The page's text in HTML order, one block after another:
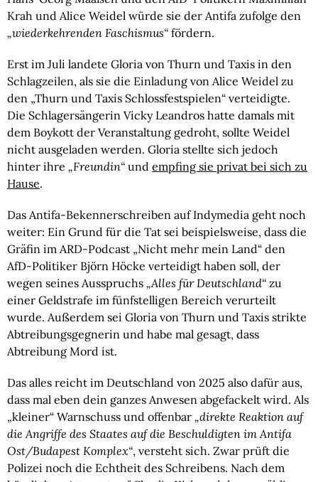
Krah und Alice Weidel würde sie der Antifa zufolge den
„wiederkehrenden Faschismus“ fördern.
Erst im Juli landete Gloria von Thurn und Taxis in den
Schlagzeilen, als sie die Einladung von Alice Weidel zu
den „Thurn und Taxis Schlossfestspielen“ verteidigte.
Die Schlagersängerin Vicky Leandros hatte damals mit
dem Boykott der Veranstaltung gedroht, sollte Weidel
nicht ausgeladen werden. Gloria stellte sich jedoch
hinter ihre „Freundin“ und empfing sie privat bei sich zu
Hause.
Das Antifa-Bekennerschreiben auf Indymedia geht noch
weiter: Ein Grund für die Tat sei beispielsweise, dass die
Gräfin im ARD-Podcast „Nicht mehr mein Land“ den
AfD-Politiker Björn Höcke verteidigt haben soll, der
wegen seines Ausspruchs „Alles für Deutschland“ zu
einer Geldstrafe im fünfstelligen Bereich verurteilt
wurde. Außerdem sei Gloria von Thurn und Taxis strikte
Abtreibungsgegnerin und habe mal gesagt, dass
Abtreibung Mord ist.
Das alles reicht im Deutschland von 2025 also dafür aus,
dass mal eben dein ganzes Anwesen abgefackelt wird. Als
„kleiner“ Warnschuss und offenbar „direkte Reaktion auf
die Angriffe des Staates auf die Beschuldigten im Antifa
Ost/Budapest Komplex“, versteht sich. Zwar prüft die
Polizei noch die Echtheit des Schreibens. Nach dem